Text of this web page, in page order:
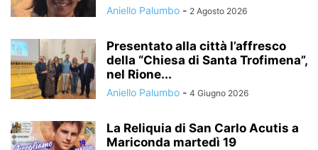
Aniello Palumbo - 2 Agosto 2026
Presentato alla città l’affresco
della “Chiesa di Santa Trofimena”,
nel Rione...
Aniello Palumbo - 4 Giugno 2026
La Reliquia di San Carlo Acutis a
Mariconda martedì 19